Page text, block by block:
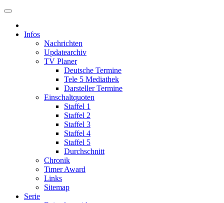
Infos
Nachrichten
Updatearchiv
TV Planer
Deutsche Termine
Tele 5 Mediathek
Darsteller Termine
Einschaltquoten
Staffel 1
Staffel 2
Staffel 3
Staffel 4
Staffel 5
Durchschnitt
Chronik
Timer Award
Links
Sitemap
Serie